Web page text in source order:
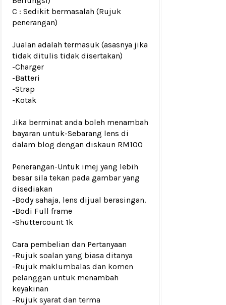
C : Sedikit bermasalah (Rujuk
penerangan)
Jualan adalah termasuk (asasnya jika
tidak ditulis tidak disertakan)
-Charger
-Batteri
-Strap
-Kotak
Jika berminat anda boleh menambah
bayaran untuk-Sebarang lens di
dalam blog dengan diskaun RM100
Penerangan-Untuk imej yang lebih
besar sila tekan pada gambar yang
disediakan
-Body sahaja, lens dijual berasingan.
-Bodi Full frame
-Shuttercount 1k
Cara pembelian dan Pertanyaan
-Rujuk soalan yang biasa ditanya
-Rujuk maklumbalas dan komen
pelanggan untuk menambah
keyakinan
-Rujuk syarat dan terma